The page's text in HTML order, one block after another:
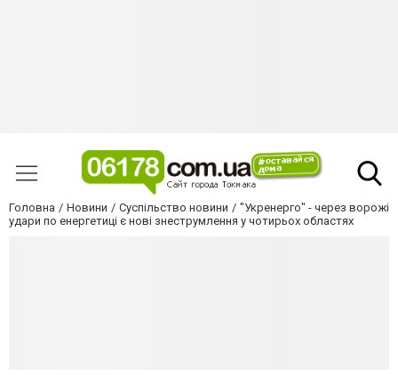
Головна Новини Суспільство новини
"Укренерго" - через ворожі
удари по енергетиці є нові знеструмлення у чотирьох областях